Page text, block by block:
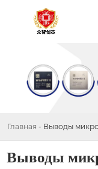
Главная - Выводы
Выводы